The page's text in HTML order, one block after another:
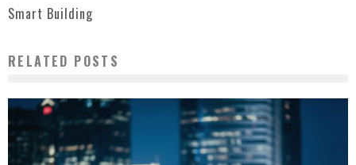
Smart Building
RELATED POSTS